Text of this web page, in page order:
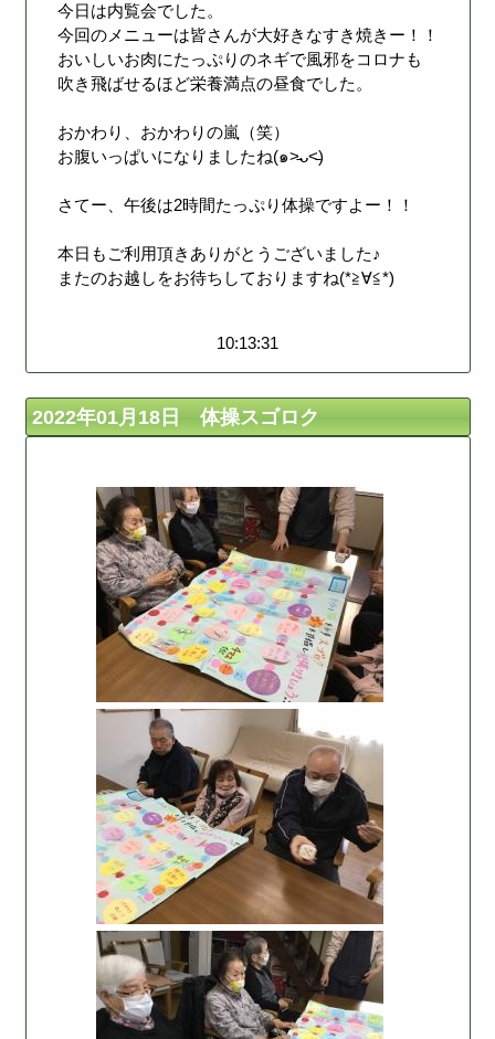
今日は内覧会でした。
今回のメニューは皆さんが大好きなすき焼きー！！
おいしいお肉にたっぷりのネギで風邪をコロナも
吹き飛ばせるほど栄養満点の昼食でした。
おかわり、おかわりの嵐（笑）
お腹いっぱいになりましたね(๑˃̵ᴗ˂̵)
さてー、午後は2時間たっぷり体操ですよー！！
本日もご利用頂きありがとうございました♪
またのお越しをお待ちしておりますね(*≧∀≦*)
10:13:31
2022年01月18日 体操スゴロク